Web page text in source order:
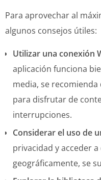
Para aprovechar al
algunos consejos útiles:
Utilizar una conexión
aplicación funciona
media, se recomienda
para disfrutar de
interrupciones.
Considerar el uso de
privacidad y acceder
geográficamente, se